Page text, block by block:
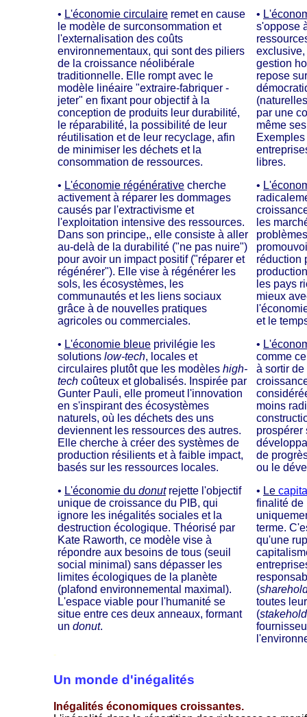
• L'économie circulaire remet en cause
le modèle de surconsommation et
l'externalisation des coûts
environnementaux, qui sont des piliers
de la croissance néolibérale
traditionnelle. Elle rompt avec le
modèle linéaire "extraire-fabriquer -
jeter" en fixant pour objectif à la
conception de produits leur durabilité,
le réparabilité, la possibilité de leur
réutilisation et de leur recyclage, afin
de minimiser les déchets et la
consommation de ressources.
• L'économie régénérative cherche
activement à réparer les dommages
causés par l'extractivisme et
l'exploitation intensive des ressources.
Dans son principe,, elle consiste à aller
au-delà de la durabilité ("ne pas nuire")
pour avoir un impact positif ("réparer et
régénérer"). Elle vise à régénérer les
sols, les écosystèmes, les
communautés et les liens sociaux
grâce à de nouvelles pratiques
agricoles ou commerciales.
• L'économie bleue privilégie les
solutions low-tech, locales et
circulaires plutôt que les modèles high-
tech coûteux et globalisés. Inspirée par
Gunter Pauli, elle promeut l'innovation
en s'inspirant des écosystèmes
naturels, où les déchets des uns
deviennent les ressources des autres.
Elle cherche à créer des systèmes de
production résilients et à faible impact,
basés sur les ressources locales.
• L'économie du donutrejette l'objectif
unique de croissance du PIB, qui
ignore les inégalités sociales et la
destruction écologique. Théorisé par
Kate Raworth, ce modèle vise à
répondre aux besoins de tous (seuil
social minimal) sans dépasser les
limites écologiques de la planète
(plafond environnemental maximal).
L'espace viable pour l'humanité se
situe entre ces deux anneaux, formant
un donut.
•
s'oppose
gestion
repose
par une
même
libres.
•
les
réduction
les pays
mieux
et le
•
comme
à sortir
moins
prospérer
de
ou le
• Le
finalité de
terme.
qu'une
(
toutes
(
-
Un monde d'inégalités
Inégalités économiques croissantes.